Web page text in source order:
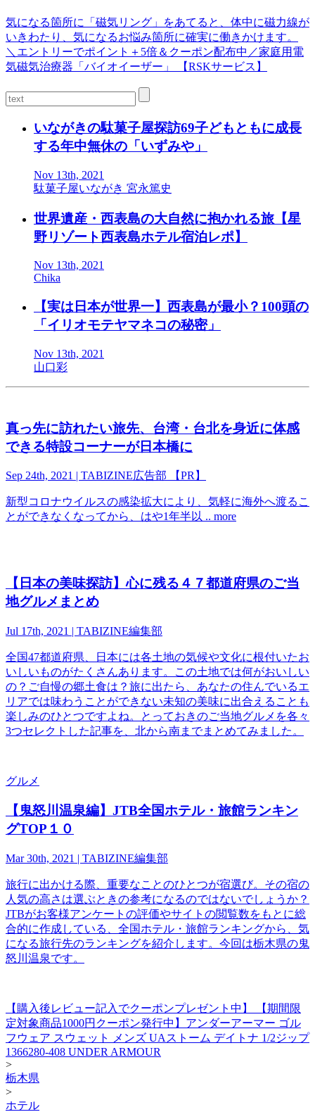
気になる箇所に「磁気リング」をあてると、体中に磁力線が
いきわたり、気になるお悩み箇所に確実に働きかけます。
＼エントリーでポイント＋5倍＆クーポン配布中／家庭用電
気磁気治療器「バイオイーザー」 【RSKサービス】
いながきの駄菓子屋探訪69子どもともに成長
する年中無休の「いずみや」
Nov 13th, 2021
駄菓子屋いながき 宮永篤史
世界遺産・西表島の大自然に抱かれる旅【星
野リゾート西表島ホテル宿泊レポ】
Nov 13th, 2021
Chika
【実は日本が世界一】西表島が最小？100頭の
「イリオモテヤマネコの秘密」
Nov 13th, 2021
山口彩
真っ先に訪れたい旅先、台湾・台北を身近に体感
できる特設コーナーが日本橋に
Sep 24th, 2021 | TABIZINE広告部 【PR】
新型コロナウイルスの感染拡大により、気軽に海外へ渡るこ
とができなくなってから、はや1年半以 .. more
【日本の美味探訪】心に残る４７都道府県のご当
地グルメまとめ
Jul 17th, 2021 | TABIZINE編集部
全国47都道府県、日本には各土地の気候や文化に根付いたお
いしいものがたくさんあります。この土地では何がおいしい
の？ご自慢の郷土食は？旅に出たら、あなたの住んでいるエ
リアでは味わうことができない未知の美味に出合えることも
楽しみのひとつですよね。とっておきのご当地グルメを各々
3つセレクトした記事を、北から南までまとめてみました。
グルメ
【鬼怒川温泉編】JTB全国ホテル・旅館ランキン
グTOP１０
Mar 30th, 2021 | TABIZINE編集部
旅行に出かける際、重要なことのひとつが宿選び。その宿の
人気の高さは選ぶときの参考になるのではないでしょうか？
JTBがお客様アンケートの評価やサイトの閲覧数をもとに総
合的に作成している、全国ホテル・旅館ランキングから、気
になる旅行先のランキングを紹介します。今回は栃木県の鬼
怒川温泉です。
【購入後レビュー記入でクーポンプレゼント中】 【期間限
定対象商品1000円クーポン発行中】アンダーアーマー ゴル
フウェア スウェット メンズ UAストーム デイトナ 1/2ジップ
1366280-408 UNDER ARMOUR
>
栃木県
>
ホテル